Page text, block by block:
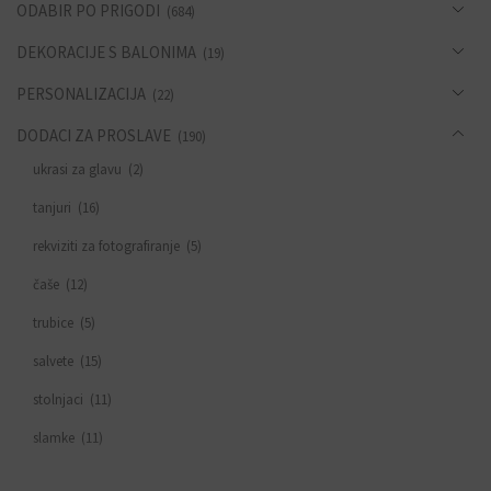
ODABIR PO PRIGODI (684)
DEKORACIJE S BALONIMA (19)
PERSONALIZACIJA (22)
DODACI ZA PROSLAVE (190)
ukrasi za glavu (2)
tanjuri (16)
rekviziti za fotografiranje (5)
čaše (12)
trubice (5)
salvete (15)
stolnjaci (11)
slamke (11)